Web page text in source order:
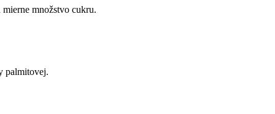
množstvo cukru.
palmitovej.